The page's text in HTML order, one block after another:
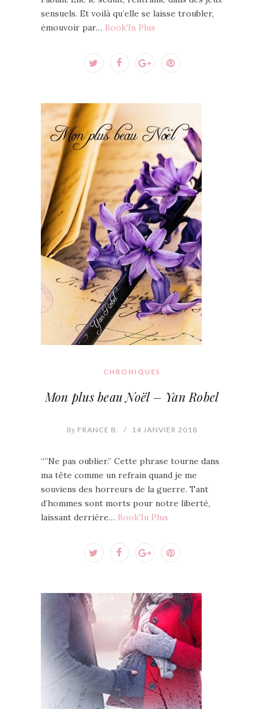
sensuels. Et voilà qu’elle se laisse troubler,
émouvoir par… Book'In Plus
CHRONIQUES
Mon plus beau Noël – Yan Robel
By FRANCE B. / 14 JANVIER 2018
“”Ne pas oublier.” Cette phrase tourne dans
ma tête comme un refrain quand je me
souviens des horreurs de la guerre. Tant
d’hommes sont morts pour notre liberté,
laissant derrière… Book'In Plus